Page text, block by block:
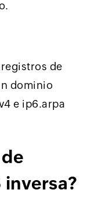
de
dominio
e ip6.arpa
inversa?